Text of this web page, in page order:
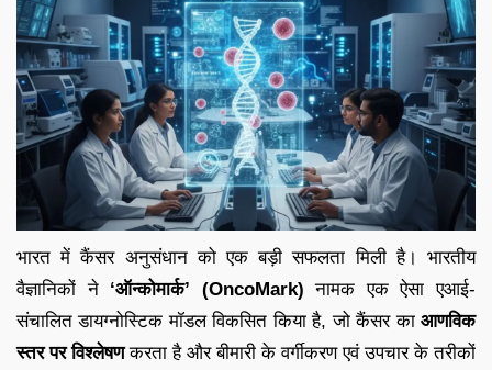
भारत में कैंसर अनुसंधान को एक बड़ी सफलता मिली है। भारतीय
वैज्ञानिकों ने ‘ऑन्कोमार्क’ (OncoMark) नामक एक ऐसा एआई-
संचालित डायग्नोस्टिक मॉडल विकसित किया है, जो कैंसर का आणविक
स्तर पर विश्लेषणकरता है और बीमारी के वर्गीकरण एवं उपचार के तरीकों